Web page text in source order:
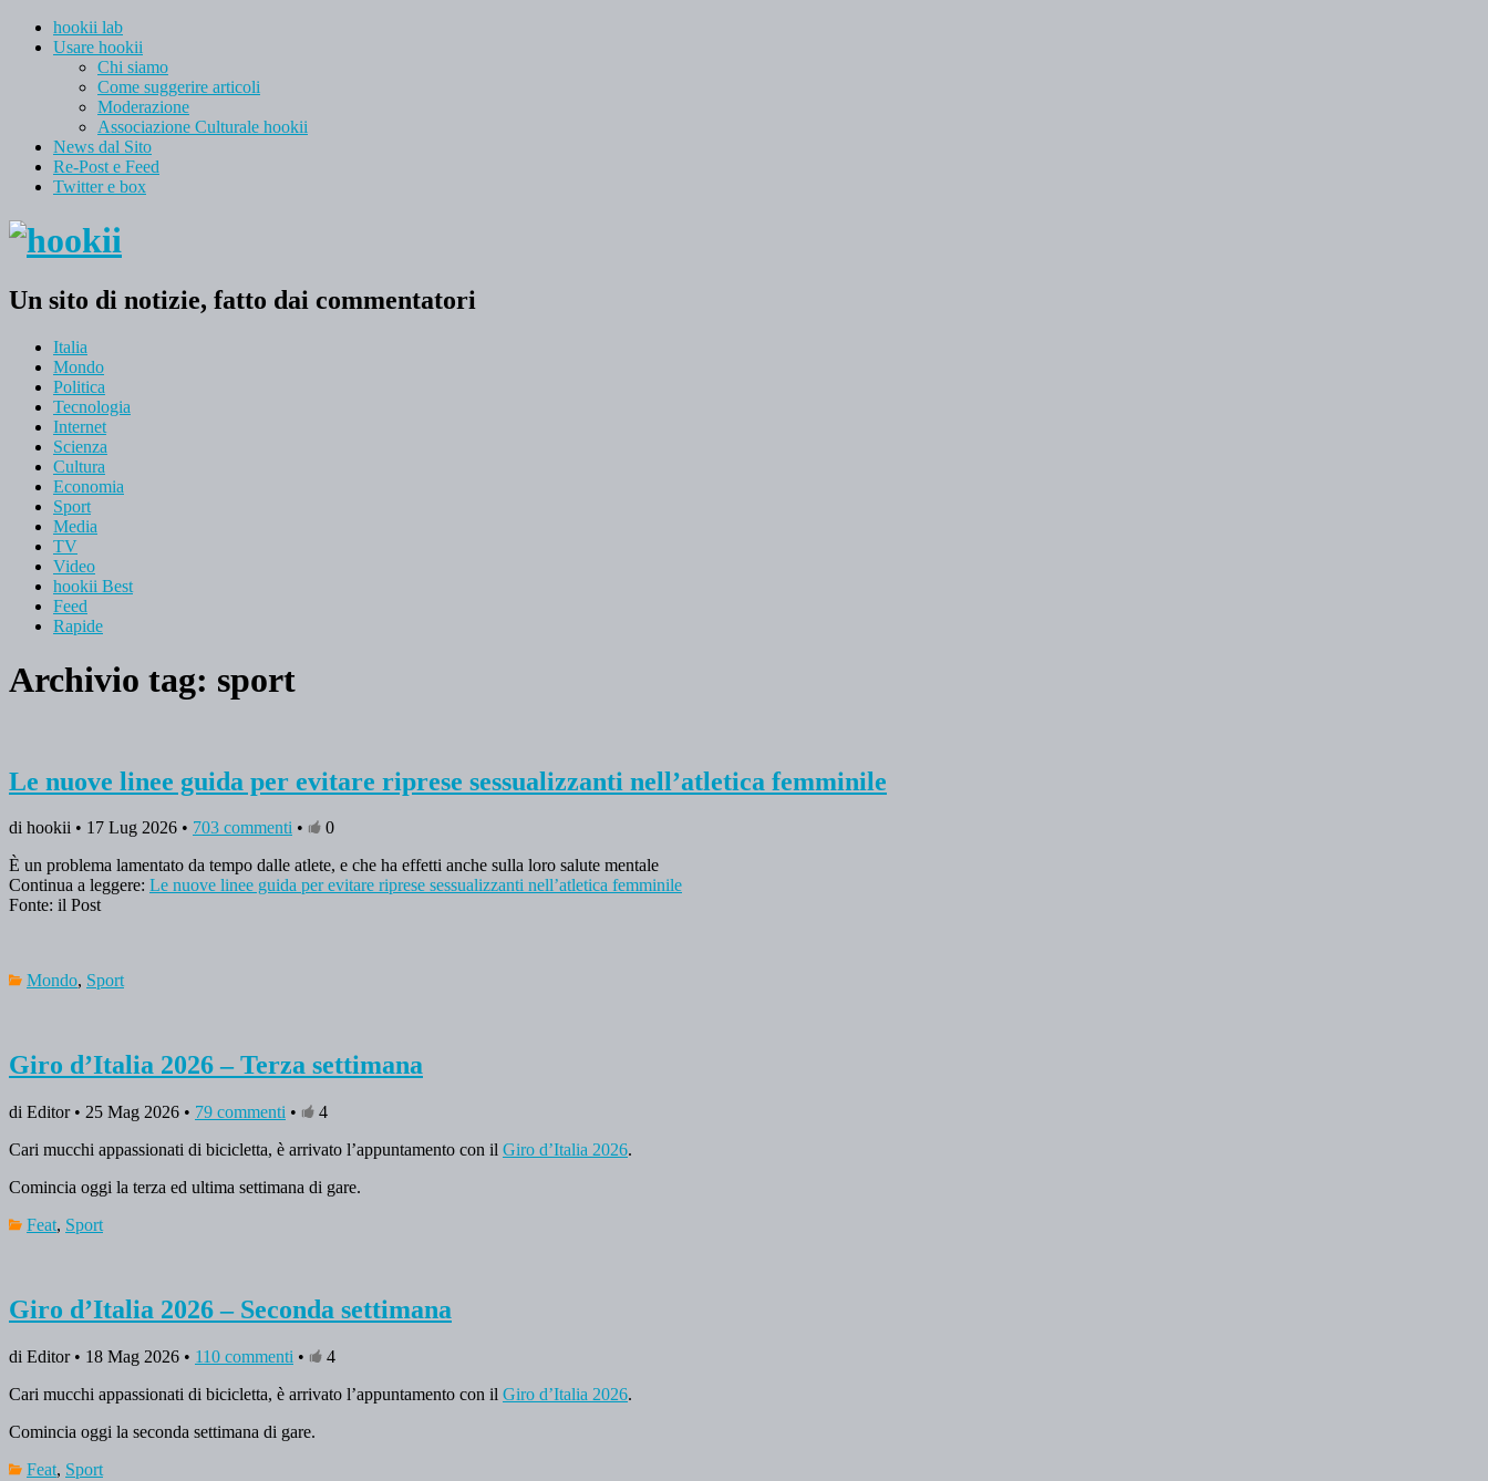
hookii lab
Usare hookii
Chi siamo
Come suggerire articoli
Moderazione
Associazione Culturale hookii
News dal Sito
Re-Post e Feed
Twitter e box
Un sito di notizie, fatto dai commentatori
Italia
Mondo
Politica
Tecnologia
Internet
Scienza
Cultura
Economia
Sport
Media
TV
Video
hookii Best
Feed
Rapide
Archivio tag: sport
Le nuove linee guida per evitare riprese sessualizzanti nell’atletica femminile
di hookii • 17 Lug 2026 • 703 commenti •
0
È un problema lamentato da tempo dalle atlete, e che ha effetti anche sulla loro salute mentale
Continua a leggere: Le nuove linee guida per evitare riprese sessualizzanti nell’atletica femminile
Fonte: il Post
Mondo, Sport
Giro d’Italia 2026 – Terza settimana
di Editor • 25 Mag 2026 • 79 commenti •
4
Cari mucchi appassionati di bicicletta, è arrivato l’appuntamento con il Giro d’Italia 2026.
Comincia oggi la terza ed ultima settimana di gare.
Feat, Sport
Giro d’Italia 2026 – Seconda settimana
di Editor • 18 Mag 2026 • 110 commenti •
4
Cari mucchi appassionati di bicicletta, è arrivato l’appuntamento con il Giro d’Italia 2026.
Comincia oggi la seconda settimana di gare.
Feat, Sport